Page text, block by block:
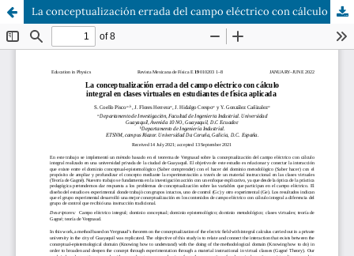
La conceptualización errada del campo eléctrico con cálculo integral en clases virtuales en estudiantes de física aplicada